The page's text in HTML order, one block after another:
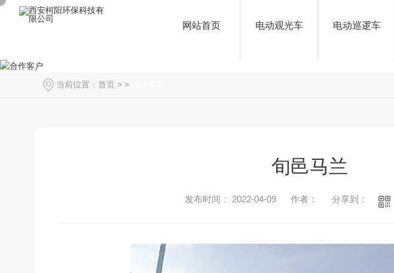
网站首页 电动观光车 电动巡逻车
当前位置： 首页 > >
旬邑马兰
发布时间： 2022-04-09 作者： 分享到：